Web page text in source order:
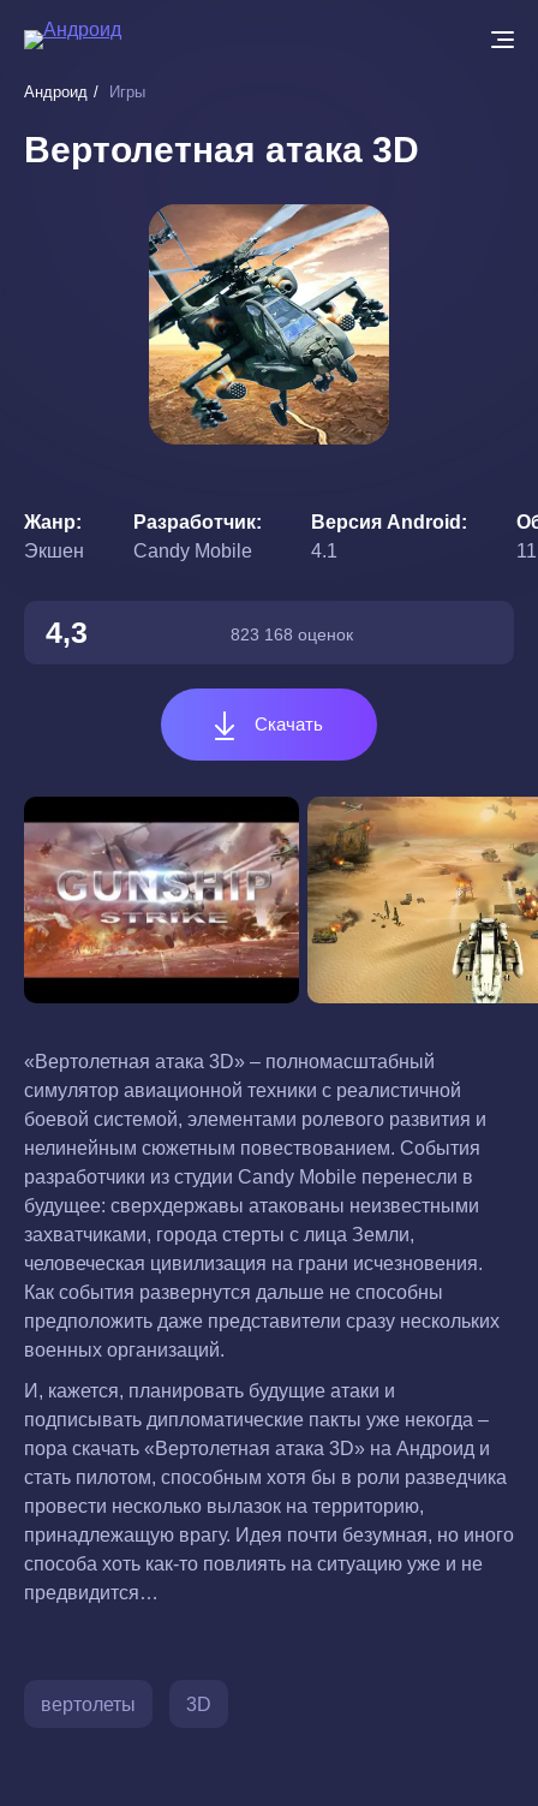
основному
Андроид Игры
Вертолетная атака 3D
Жанр
Экшен
Разработчик
Candy Mobile
Версия Android
4.1
4,3 823 168 оценок
Скачать
«Вертолетная атака 3D» – полномасштабный
симулятор авиационной техники с реалистичной
боевой системой, элементами ролевого развития и
нелинейным сюжетным повествованием. События
разработчики из студии Candy Mobile перенесли в
будущее: сверхдержавы атакованы неизвестными
захватчиками, города стерты с лица Земли,
человеческая цивилизация на грани исчезновения.
Как события развернутся дальше не способны
предположить даже представители сразу нескольких
военных организаций.
И, кажется, планировать будущие атаки и
подписывать дипломатические пакты уже некогда –
пора скачать «Вертолетная атака 3D» на Андроид и
стать пилотом, способным хотя бы в роли разведчика
провести несколько вылазок на территорию,
принадлежащую врагу. Идея почти безумная, но иного
способа хоть как-то повлиять на ситуацию уже и не
предвидится…
вертолеты 3D